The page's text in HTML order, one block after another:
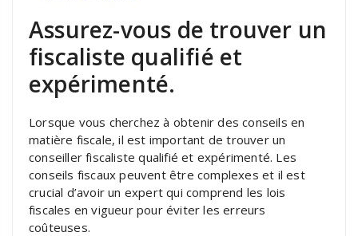
Assurez-vous de trouver un
fiscaliste qualifié et
expérimenté.
Lorsque vous cherchez à obtenir des conseils en
matière fiscale, il est important de trouver un
conseiller fiscaliste qualifié et expérimenté. Les
conseils fiscaux peuvent être complexes et il est
crucial d’avoir un expert qui comprend les lois
fiscales en vigueur pour éviter les erreurs
coûteuses.